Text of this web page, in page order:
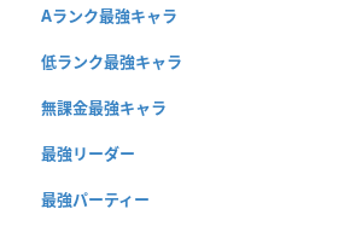
Aランク最強キャラ
低ランク最強キャラ
無課金最強キャラ
最強リーダー
最強パーティー